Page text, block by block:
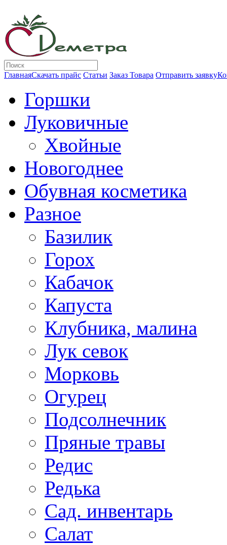
ГлавнаяСкачать прайс Статьи Заказ Товара Отправить заявку
Горшки
Луковичные
Хвойные
Новогоднее
Обувная косметика
Разное
Базилик
Горох
Кабачок
Капуста
Клубника, малина
Лук севок
Морковь
Огурец
Подсолнечник
Пряные травы
Редис
Редька
Сад. инвентарь
Салат